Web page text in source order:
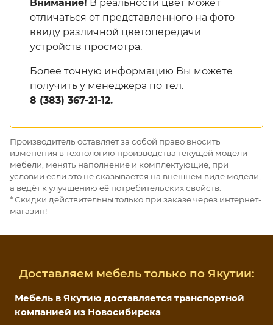
Внимание! В реальности цвет может
отличаться от представленного на фото
ввиду различной цветопередачи
устройств просмотра.
Более точную информацию Вы можете
получить у менеджера по тел.
8 (383) 367-21-12.
Производитель оставляет за собой право вносить
изменения в технологию производства текущей модели
мебели, менять наполнение и комплектующие, при
условии если это не сказывается на внешнем виде модели,
а ведёт к улучшению её потребительских свойств.
* Скидки действительны только при заказе через интернет-
магазин!
Доставляем мебель только по Якутии:
Мебель в Якутию доставляется транспортной
компанией из Новосибирска